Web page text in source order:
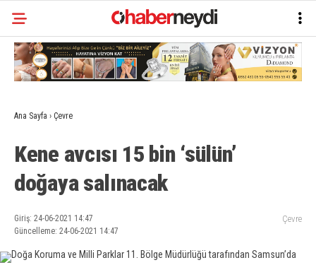
Ana Sayfa › Çevre
Kene avcısı 15 bin ‘sülün’
doğaya salınacak
Giriş: 24-06-2021 14:47
Güncelleme: 24-06-2021 14:47
Çevre